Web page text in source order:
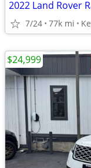
2022 Land Rover
7/24 77k mi
$24,999